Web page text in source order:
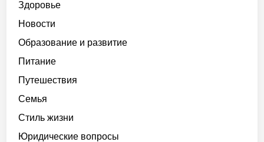
Здоровье
Новости
Образование и развитие
Питание
Путешествия
Семья
Стиль жизни
Юридические вопросы